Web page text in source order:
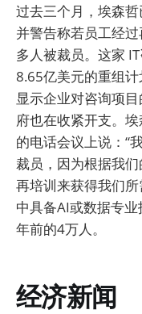
过去三个月，埃森
并警告称若员工经
多人被裁员。这家
8.65亿美元的重组
显示企业对咨询项
府也在收紧开支。
的电话会议上说：“
裁员，因为根据我
再培训来获得我们
中具备AI或数据专
年前的4万人。
经济新闻